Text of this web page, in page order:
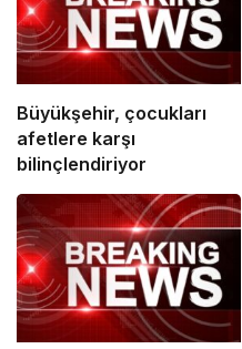
Büyükşehir, çocukları
afetlere karşı
bilinçlendiriyor